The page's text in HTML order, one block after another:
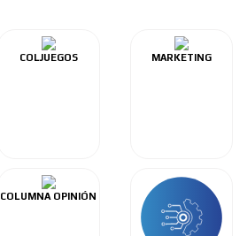
COLJUEGOS MARKETING
COLUMNA OPINIÓN